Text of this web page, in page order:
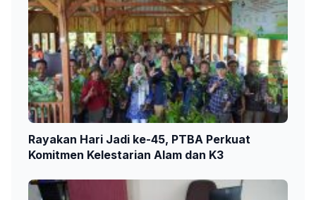
Rayakan Hari Jadi ke-45, PTBA Perkuat
Komitmen Kelestarian Alam dan K3